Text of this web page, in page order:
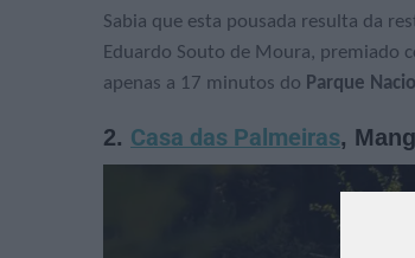
Sabia que esta pousada resulta da
Eduardo Souto de Moura, premiado
apenas a 17 minutos do Parque
2. Casa das Palmeiras,